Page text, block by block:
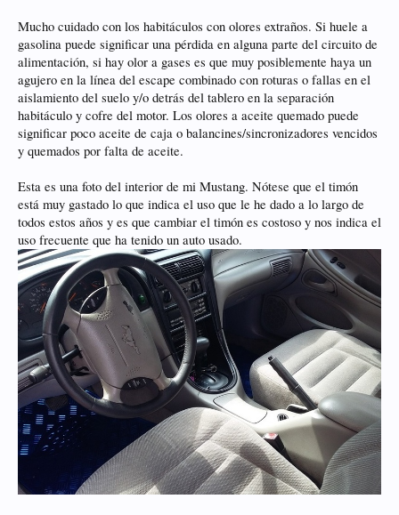
Mucho cuidado con los habitáculos con olores extraños. Si huele a
gasolina puede significar una pérdida en alguna parte del circuito de
alimentación, si hay olor a gases es que muy posiblemente haya un
agujero en la línea del escape combinado con roturas o fallas en el
aislamiento del suelo y/o detrás del tablero en la separación
habitáculo y cofre del motor. Los olores a aceite quemado puede
significar poco aceite de caja o balancines/sincronizadores vencidos
y quemados por falta de aceite.
Esta es una foto del interior de mi Mustang. Nótese que el timón
está muy gastado lo que indica el uso que le he dado a lo largo de
todos estos años y es que cambiar el timón es costoso y nos indica el
uso frecuente que ha tenido un auto usado.